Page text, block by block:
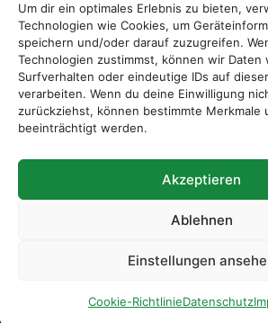
Um dir ein optimales Erlebnis zu bieten,
Technologien wie Cookies, um
speichern und/oder darauf zuzugreifen.
Technologien zustimmst, können wir Daten
Surfverhalten oder eindeutige IDs auf
verarbeiten. Wenn du deine Einwilligung
zurückziehst, können bestimmte Merkmale
beeinträchtigt werden.
Akzeptieren
Ablehnen
Einstellungen
Cookie-RichtlinieDatenschutz